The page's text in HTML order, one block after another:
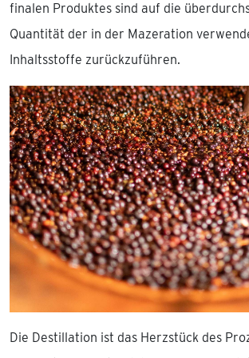
finalen Produktes sind auf die
Quantität der in der Mazeration
Inhaltsstoffe zurückzuführen.
Die Destillation ist das Herzstück des